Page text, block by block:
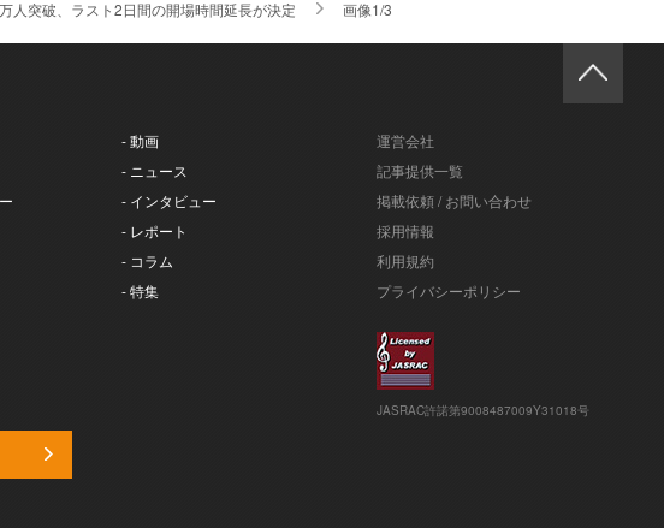
人突破、ラスト2日間の開場時間延長が決定 画像1/3
- 動画
- ニュース
- インタビュー
- レポート
- コラム
- 特集
運営会社
記事提供一覧
掲載依頼 / お問い合わせ
採用情報
利用規約
プライバシーポリシー
JASRAC許諾第9008487009Y31018号